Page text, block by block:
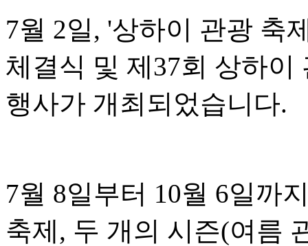
7월 2일, '상하이 관광 축
체결식 및 제37회 상하
행사가 개최되었습니다.
7월 8일부터 10월 6일까
축제, 두 개의 시즌(여름